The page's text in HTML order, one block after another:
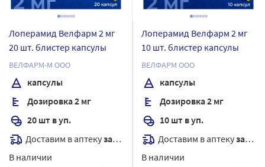
Лоперамид Велфарм 2 мг
20 шт. блистер капсулы
ВЕЛФАРМ-М ООО
капсулы
Дозировка 2 мг
20 шт в уп.
Доставим в аптекузавтра
В наличии
Лоперамид Велфарм 2 мг
10 шт. блистер капсулы
ВЕЛФАРМ ООО
капсулы
Дозировка 2 мг
10 шт в уп.
Доставим в аптекузавтра
В наличии